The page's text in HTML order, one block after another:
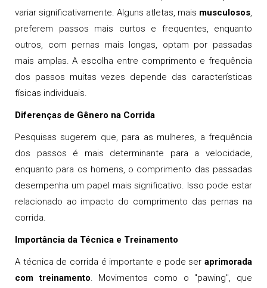
variar significativamente. Alguns atletas, mais musculosos,
preferem passos mais curtos e frequentes, enquanto
outros, com pernas mais longas, optam por passadas
mais amplas. A escolha entre comprimento e frequência
dos passos muitas vezes depende das características
físicas individuais.
Diferenças de Gênero na Corrida
Pesquisas sugerem que, para as mulheres, a frequência
dos passos é mais determinante para a velocidade,
enquanto para os homens, o comprimento das passadas
desempenha um papel mais significativo. Isso pode estar
relacionado ao impacto do comprimento das pernas na
corrida.
Importância da Técnica e Treinamento
A técnica de corrida é importante e pode ser aprimorada
com treinamento. Movimentos como o "pawing", que